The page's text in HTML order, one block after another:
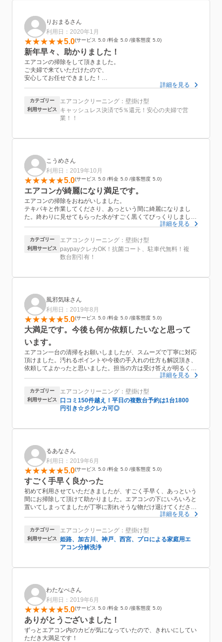
りおまるさん
利用日：2020年1月
5.0 サービス 5.0 料金 5.0 接客態度 5.0
新年早々、助かりました！
エアコンの掃除をして頂きました。
ご夫婦で来ていただけたので、
安心してお任せできました！
汚水も持って帰って貰ったようで、なんだか申し訳ないです…笑
最後の説明も分かりやすく、次回の目安も教えてもらえて、大満
詳細を見る
カテゴリー エアコンクリーニング：壁掛け型
利用サービス
キャッシュレス決済で5％還元！安心の夫婦で営
業！！
こうめさん
利用日：2019年10月
5.0 サービス 5.0 料金 5.0 接客態度 5.0
エアコンが綺麗になり満足です。
エアコンの掃除をおねがいしました。
テキパキと作業してくださり、あっという間に綺麗になりまし
た。終わりに見せてもらった水がすごく黒くてびっくりしまし
詳細を見る
カテゴリー エアコンクリーニング：壁掛け型
利用サービス
paypayクレカOK！抗菌コート、駐車代無料！複
数台割引有！
風邪気味さん
利用日：2019年8月
5.0 サービス 5.0 料金 5.0 接客態度 5.0
大満足です。今後も何か依頼したいなと思って
います。
エアコン一台の清掃をお願いしましたが、スムーズで丁寧に対応
頂けました。汚れるポイントや今後の手入れの仕方も解説頂き、
依頼してよかったと思いました。担当の方は受け答えが明るく丁
寧で、細かい質問もしっかり解説してもらえるので今後も何か相
詳細を見る
カテゴリー エアコンクリーニング：壁掛け型
利用サービス
口コミ150件越え！平日の複数台予約は1台1800
円引き☆彡クレカ可◎
るあなさん
利用日：2019年6月
5.0 サービス 5.0 料金 5.0 接客態度 5.0
すごく手早く良かった
初めて利用させていただきましたが、すごく手早く、あっという
間にお掃除して頂けて助かりました。エアコンの下にいろいろと
置いてしまってましたが丁寧に割れそうな物だけ退けてくださ
り、そぉっと布をかけて頂き、お掃除後は掃除機までかけて頂い
ンから出てくる臭さもその後使用しても全く臭いません(^ ^)とっ
ても綺麗にして頂けて嬉しいです♪またお願いすると思います♪
詳細を見る
カテゴリー エアコンクリーニング：壁掛け型
利用サービス
姫路、加古川、神戸、西宮、プロによる家庭用エ
アコン分解洗浄
わたなべさん
利用日：2019年6月
5.0 サービス 5.0 料金 5.0 接客態度 5.0
ありがとうございました！
ずっとエアコン内のカビが気になっていたので、きれいにしてい
ただき大満足です！